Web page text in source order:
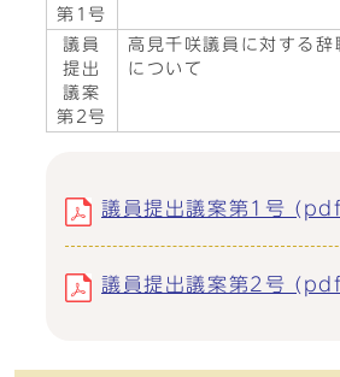
第1号
議員
提出
議案
第2号
高見千咲議員に対する辞
について
議員提出議案第1号
議員提出議案第2号